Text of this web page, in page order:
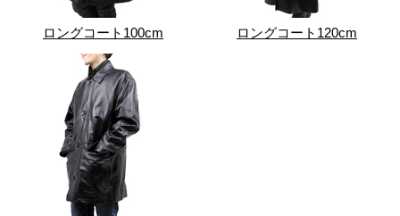
ロングコート100cm ロングコート120cm